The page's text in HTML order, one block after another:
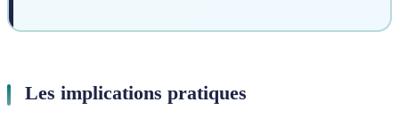
Les implications pratiques